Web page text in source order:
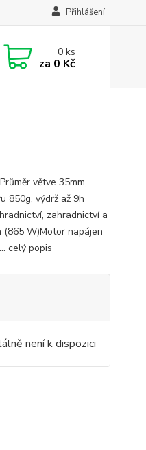
Přihlášení
0ks
za 0 Kč
větve 35mm,
850g, výdrž až 9h
zahradnictví a
(865 W)Motor napájen
celý popis
není k dispozici